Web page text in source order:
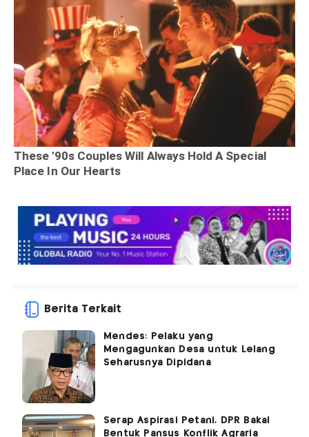
Berita Terkait
Mendes: Pelaku yang
Mengagunkan Desa untuk Lelang
Seharusnya Dipidana
Serap Aspirasi Petani, DPR Bakal
Bentuk Pansus Konflik Agraria